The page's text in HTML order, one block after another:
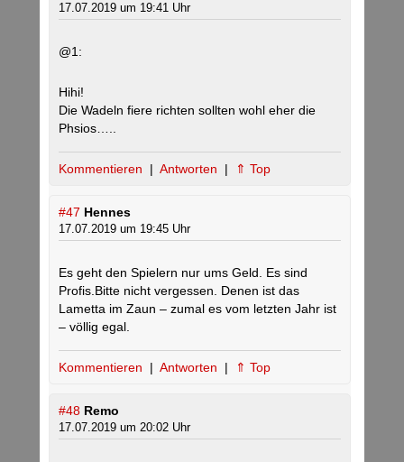
17.07.2019 um 19:41 Uhr
@1:
Hihi!
Die Wadeln fiere richten sollten wohl eher die
Phsios…..
Kommentieren | Antworten | ⇑ Top
#47 Hennes
17.07.2019 um 19:45 Uhr
Es geht den Spielern nur ums Geld. Es sind
Profis.Bitte nicht vergessen. Denen ist das
Lametta im Zaun – zumal es vom letzten Jahr ist
– völlig egal.
Kommentieren | Antworten | ⇑ Top
#48 Remo
17.07.2019 um 20:02 Uhr